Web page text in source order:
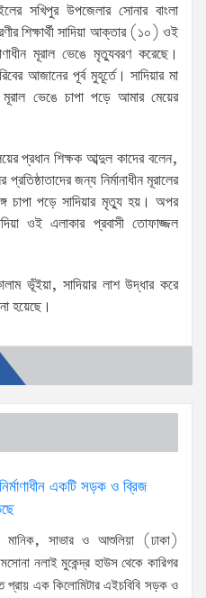
সখিপুর উপজেলার সোনার বাংলা
শিক্ষার্থী সাদিয়া আক্তার (১০) ওই
মূরাল ভেঙে মৃত্যুবরণ করেছে।
আজানের পূর্ব মুহূর্তে। সাদিয়ার মা
ভেঙে চাপা পড়ে আমার মেয়ের
প্রধান শিক্ষক আব্দুল কাদের বলেন,
জন্য নির্মানাধীন মূরালের
চাপা পড়ে সাদিয়ার মৃত্যু হয়। অপর
ওই এলাকার প্রবাসী তোফাজ্জল
ভূঁইয়া, সাদিয়ার লাশ উদ্ধার করে
হয়েছে।
একটি সড়ক ও ব্রিজ
সাভার ও আশুলিয়া (ঢাকা)
নলাই মুকেন্দ্র হাউস থেকে কারিগর
প্রায় এক কিলোমিটার এইচবিবি সড়ক ও